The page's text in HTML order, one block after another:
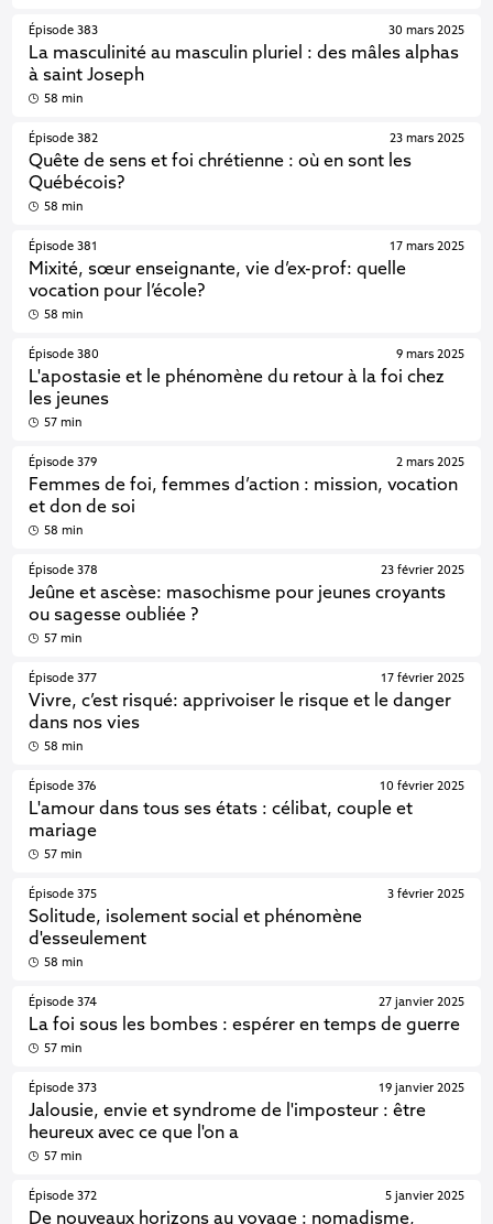
Épisode 383
La masculinité au masculin pluriel : des mâles alphas
à saint Joseph
30 mars 2025
58 min
Épisode 382
Quête de sens et foi chrétienne : où en sont les
Québécois?
23 mars 2025
58 min
Épisode 381
Mixité, sœur enseignante, vie d’ex-prof: quelle
vocation pour l’école?
17 mars 2025
58 min
Épisode 380
L'apostasie et le phénomène du retour à la foi chez
les jeunes
9 mars 2025
57 min
Épisode 379
Femmes de foi, femmes d’action : mission, vocation
et don de soi
2 mars 2025
58 min
Épisode 378
Jeûne et ascèse: masochisme pour jeunes croyants
ou sagesse oubliée ?
23 février 2025
57 min
Épisode 377
Vivre, c’est risqué: apprivoiser le risque et le danger
dans nos vies
17 février 2025
58 min
Épisode 376
L'amour dans tous ses états : célibat, couple et
mariage
10 février 2025
57 min
Épisode 375
Solitude, isolement social et phénomène
d'esseulement
3 février 2025
58 min
Épisode 374
La foi sous les bombes : espérer en temps de guerre
27 janvier 2025
57 min
Épisode 373
Jalousie, envie et syndrome de l'imposteur : être
heureux avec ce que l'on a
19 janvier 2025
57 min
Épisode 372
De nouveaux horizons au voyage : nomadisme,
5 janvier 2025